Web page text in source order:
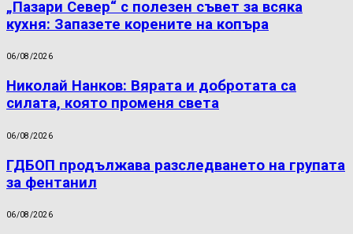
„Пазари Север“ с полезен съвет за всяка
кухня: Запазете корените на копъра
06/08/2026
Николай Нанков: Вярата и добротата са
силата, която променя света
06/08/2026
ГДБОП продължава разследването на групата
за фентанил
06/08/2026